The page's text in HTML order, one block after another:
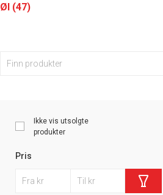
Øl (47)
Ikke vis utsolgte
produkter
Pris